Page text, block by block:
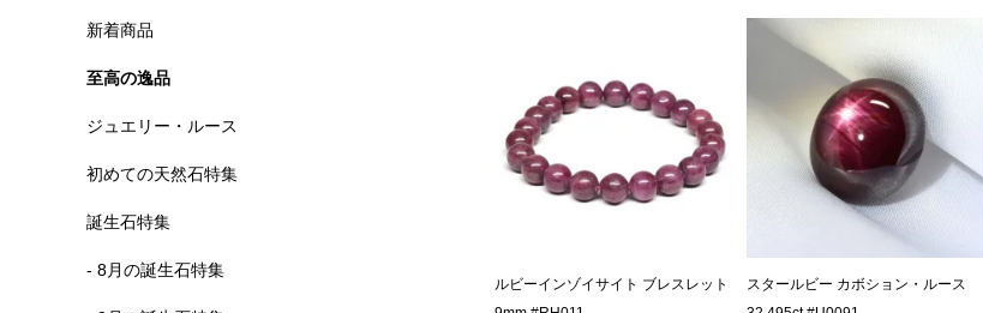
新着商品
至高の逸品
ジュエリー・ルース
初めての天然石特集
誕生石特集
- 8月の誕生石特集
ルビーインゾイサイト ブレスレット
スタールビー カボション・ルース